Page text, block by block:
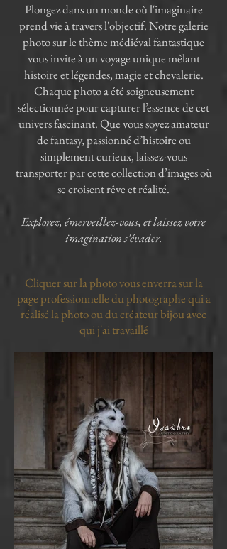
Plongez dans un monde où l'imaginaire
prend vie à travers l'objectif. Notre galerie
photo sur le thème médiéval fantastique
vous invite à un voyage unique mêlant
histoire et légendes, magie et chevalerie.
Chaque photo a été soigneusement
sélectionnée pour capturer l’essence de cet
univers fascinant. Que vous soyez amateur
de fantasy, passionné d’histoire ou
simplement curieux, laissez-vous
transporter par cette collection d’images où
se croisent rêve et réalité.
Explorez, émerveillez-vous, et laissez votre
imagination s'évader.
​Cliquer sur la photo vous enverra sur la
page professionnelle du photographe qui a
réalisé la photo ou du créateur bijou avec
qui j'ai travaillé